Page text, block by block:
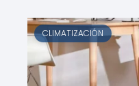
CLIMATIZACIÓN